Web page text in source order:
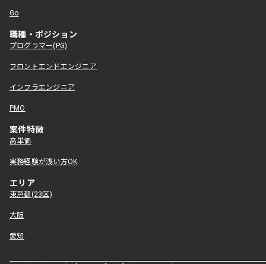
Go
職種・ポジション
プログラマー(PG)
フロントエンドエンジニア
インフラエンジニア
PMO
案件特徴
高単価
実務経験が浅い方OK
エリア
東京都(23区)
大阪
愛知